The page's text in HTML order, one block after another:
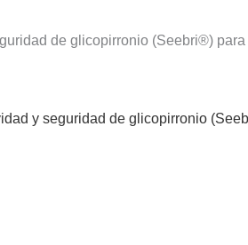
de glicopirronio (Seebri®)
y seguridad de glicopirronio